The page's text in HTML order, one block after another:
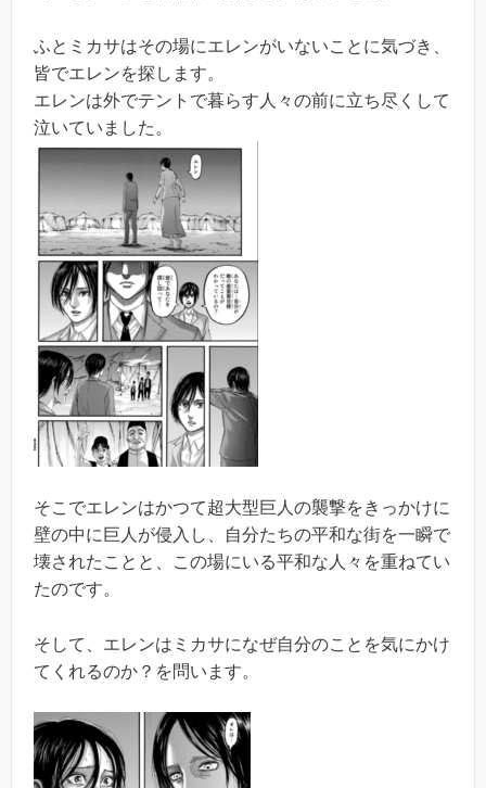
ふとミカサはその場にエレンがいないことに気づき、
皆でエレンを探します。
エレンは外でテントで暮らす人々の前に立ち尽くして
泣いていました。
そこでエレンはかつて超大型巨人の襲撃をきっかけに
壁の中に巨人が侵入し、自分たちの平和な街を一瞬で
壊されたことと、この場にいる平和な人々を重ねてい
たのです。
そして、エレンはミカサになぜ自分のことを気にかけ
てくれるのか？を問います。